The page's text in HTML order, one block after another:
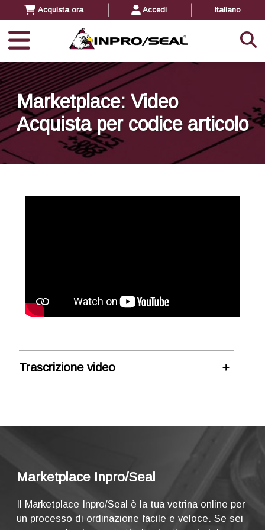
Acquista ora Accedi Italiano
Marketplace: Video
Acquista per codice articolo
Trascrizione video
inserisci il numero dell'articolo direttamente
Inserisci il numero dell'articolo e osserva
cosa succede.
Marketplace Inpro/Seal
Il Marketplace Inpro/Seal è la tua vetrina online per
un processo di ordinazione facile e veloce. Se sei